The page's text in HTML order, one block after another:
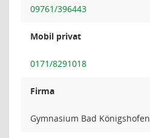
09761/396443
Mobil privat
0171/8291018
Firma
Gymnasium Bad Königshofen